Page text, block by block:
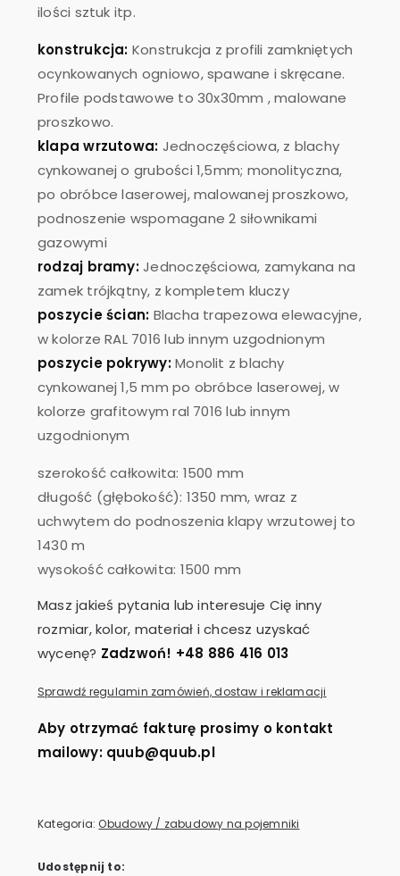
ilości sztuk itp.
konstrukcja: Konstrukcja z profili zamkniętych
ocynkowanych ogniowo, spawane i skręcane.
Profile podstawowe to 30x30mm , malowane
proszkowo.
klapa wrzutowa: Jednoczęściowa, z blachy
cynkowanej o grubości 1,5mm; monolityczna,
po obróbce laserowej, malowanej proszkowo,
podnoszenie wspomagane 2 siłownikami
gazowymi
rodzaj bramy:Jednoczęściowa, zamykana na
zamek trójkątny, z kompletem kluczy
poszycie ścian: Blacha trapezowa elewacyjne,
w kolorze RAL 7016 lub innym uzgodnionym
poszycie pokrywy:Monolit z blachy
cynkowanej 1,5 mm po obróbce laserowej, w
kolorze grafitowym ral 7016 lub innym
uzgodnionym
szerokość całkowita: 1500 mm
długość (głębokość): 1350 mm, wraz z
uchwytem do podnoszenia klapy wrzutowej to
1430 m
wysokość całkowita: 1500 mm
Masz jakieś pytania lub interesuje Cię inny
rozmiar, kolor, materiał i chcesz uzyskać
wycenę? Zadzwoń! +48 886 416 013
Sprawdź regulamin zamówień, dostaw i reklamacji
Aby otrzymać fakturę prosimy o kontakt
mailowy: quub@quub.pl
Kategoria: Obudowy / zabudowy na pojemniki
Udostępnij to: